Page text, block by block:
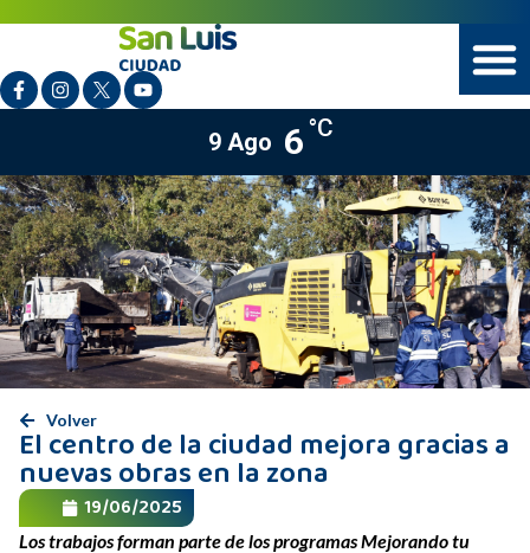
9 Ago 6 °C
Volver
El centro de la ciudad mejora gracias a
nuevas obras en la zona
19/06/2025
Los trabajos forman parte de los programas Mejorando tu